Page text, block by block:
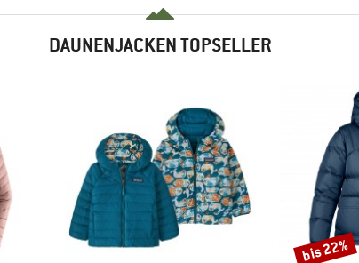
DAUNENJACKEN TOPSELLER
Rabatt
bis 22%